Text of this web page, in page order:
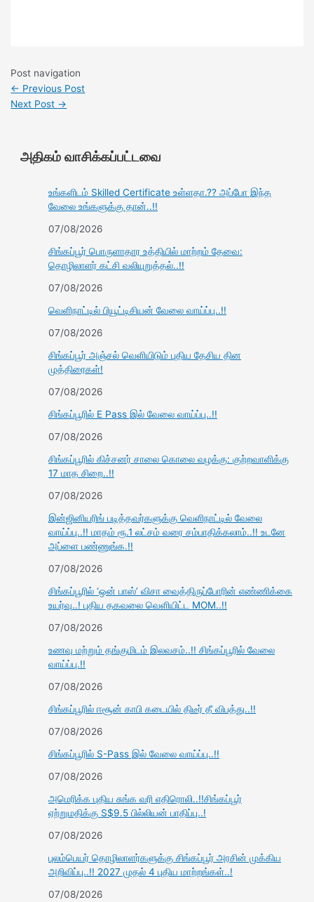
Post navigation
← Previous Post
Next Post →
அதிகம் வாசிக்கப்பட்டவை
உங்களிடம் Skilled Certificate உள்ளதா.?? அப்போ இந்த
வேலை உங்களுக்கு தான்..!!
07/08/2026
சிங்கப்பூர் பொருளாதார உத்தியில் மாற்றம் தேவை:
தொழிலாளர் கட்சி வலியுறுத்தல்..!!
07/08/2026
வெளிநாட்டில் பியூட்டிசியன் வேலை வாய்ப்பு..!!
07/08/2026
சிங்கப்பூர் அஞ்சல் வெளியிடும் புதிய தேசிய தின
முத்திரைகள்!
07/08/2026
சிங்கப்பூரில் E Pass இல் வேலை வாய்ப்பு..!!
07/08/2026
சிங்கப்பூரில் கிச்சனர் சாலை கொலை வழக்கு: குற்றவாளிக்கு
17 மாத சிறை..!!
07/08/2026
இன்ஜினியரிங் படித்தவர்களுக்கு வெளிநாட்டில் வேலை
வாய்ப்பு..!! மாதம் ரூ.1 லட்சம் வரை சம்பாதிக்கலாம்..!! உடனே
அப்ளை பண்ணுங்க.!!
07/08/2026
சிங்கப்பூரில் ‘ஒன் பாஸ்’ விசா வைத்திருப்போரின் எண்ணிக்கை
உயர்வு..! புதிய தகவலை வெளியிட்ட MOM..!!
07/08/2026
உணவு மற்றும் தங்குமிடம் இலவசம்..!! சிங்கப்பூரில் வேலை
வாய்ப்பு.!!
07/08/2026
சிங்கப்பூரில் ஈசூன் காபி கடையில் திடீர் தீ விபத்து..!!
07/08/2026
சிங்கப்பூரில் S-Pass இல் வேலை வாய்ப்பு..!!
07/08/2026
அமெரிக்க புதிய சுங்க வரி எதிரொலி..!!சிங்கப்பூர்
ஏற்றுமதிக்கு S$9.5 பில்லியன் பாதிப்பு..!
07/08/2026
புலம்பெயர் தொழிலாளர்களுக்கு சிங்கப்பூர் அரசின் முக்கிய
அறிவிப்பு..!! 2027 முதல் 4 புதிய மாற்றங்கள்..!
07/08/2026